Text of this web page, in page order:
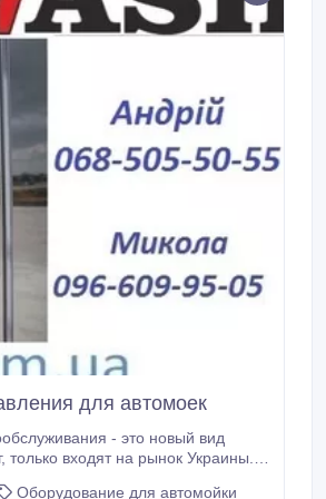
для автомоек
- это новый вид
Оборудование для автомойки